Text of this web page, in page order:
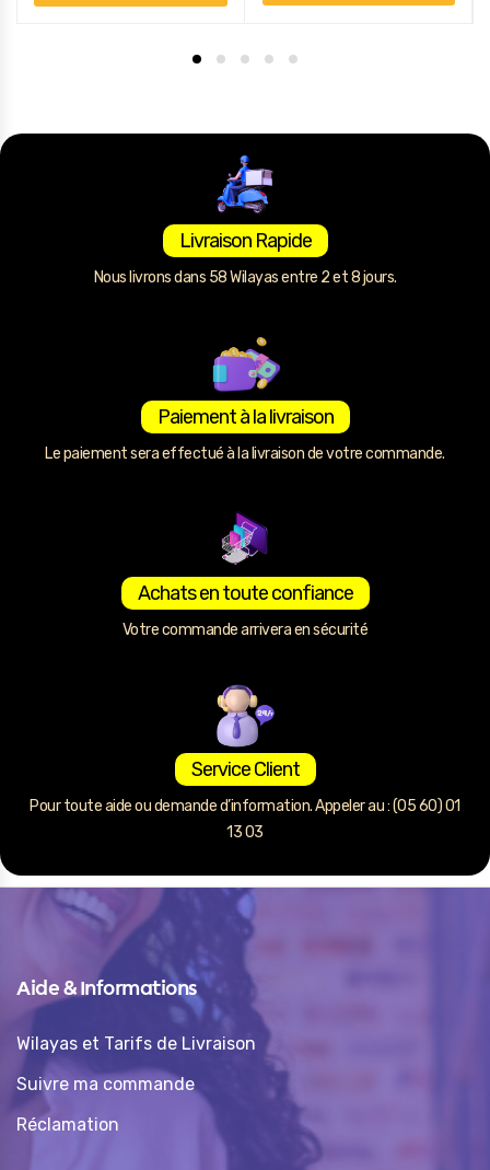
Livraison Rapide
Nous livrons dans 58 Wilayas entre 2 et 8 jours.
Paiement à la livraison
Le paiement sera effectué à la livraison de votre commande.
Achats en toute confiance
Votre commande arrivera en sécurité
Service Client
Pour toute aide ou demande d’information. Appeler au : (05 60) 01
13 03
Aide & Informations
Wilayas et Tarifs de Livraison
Suivre ma commande
Réclamation